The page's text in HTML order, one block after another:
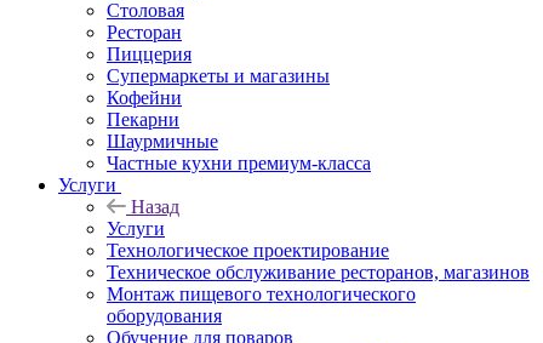
Столовая
Ресторан
Пиццерия
Супермаркеты и магазины
Кофейни
Пекарни
Шаурмичные
Частные кухни премиум-класса
Услуги
Назад
Услуги
Технологическое проектирование
Техническое обслуживание ресторанов, магазинов
Монтаж пищевого технологического
оборудования
Обучение для поваров